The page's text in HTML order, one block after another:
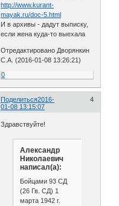
http://www.kurant-
mayak.ru/doc-5.html
И в архивы - дадут выписку,
если жена куда-то выехала
Отредактировано Дворянкин
С.А. (2016-01-08 13:26:21)
0
Поделиться 4
2016-
01-08 13:15:07
Здравствуйте!
Александр
Николаевич
написал(а):
Бойцами 93 СД
(26 Гв. СД) 1
марта 1942 г.